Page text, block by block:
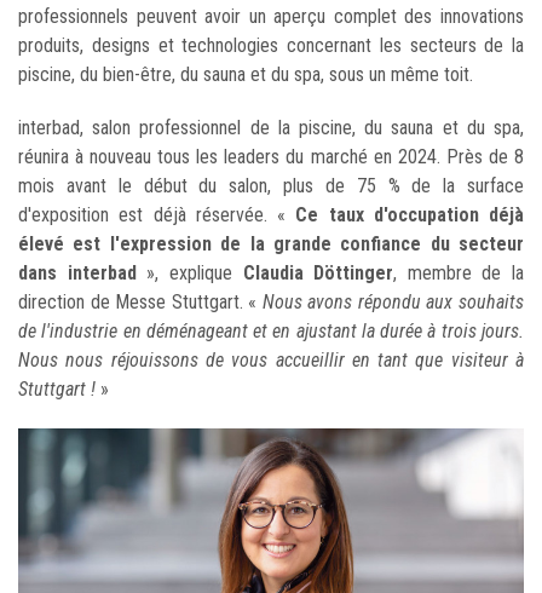
professionnels peuvent avoir un aperçu complet des innovations
produits, designs et technologies concernant les secteurs de la
piscine, du bien-être, du sauna et du spa, sous un même toit.
interbad, salon professionnel de la piscine, du sauna et du spa,
réunira à nouveau tous les leaders du marché en 2024. Près de 8
mois avant le début du salon, plus de 75 % de la surface
d'exposition est déjà réservée. « Ce taux d'occupation déjà
élevé est l'expression de la grande confiance du secteur
dans interbad», explique Claudia Döttinger, membre de la
direction de Messe Stuttgart. « Nous avons répondu aux souhaits
de l'industrie en déménageant et en ajustant la durée à trois jours.
Nous nous réjouissons de vous accueillir en tant que visiteur à
Stuttgart ! »